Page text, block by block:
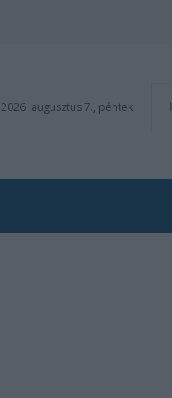
2026. augusztus 7., péntek